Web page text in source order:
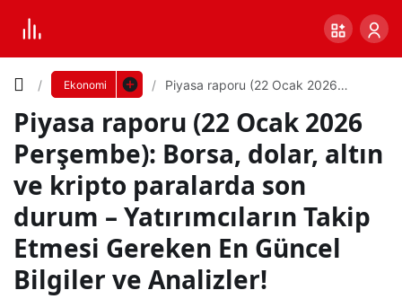
Ekonomi
Piyasa raporu (22 Ocak 2026
kripto paralarda son durum –
Yatırımcıların Takip Etmesi Gereken
En Güncel Bilgiler ve Analizler!
Piyasa raporu (22 Ocak 2026
Perşembe): Borsa, dolar, altın
ve kripto paralarda son
durum – Yatırımcıların Takip
Etmesi Gereken En Güncel
Bilgiler ve Analizler!
Piya
rap
Yazı
Boyutunu
Ayarla
Küçük 100% Dev
0 PAYLAŞ